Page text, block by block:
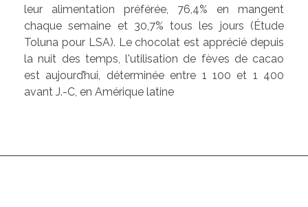
leur alimentation préférée, 76,4% en mangent
chaque semaine et 30,7% tous les jours (Étude
Toluna pour LSA). Le chocolat est apprécié depuis
la nuit des temps, l'utilisation de fèves de cacao
est aujourd’hui, déterminée entre 1 100 et 1 400
avant J.-C, en Amérique latine